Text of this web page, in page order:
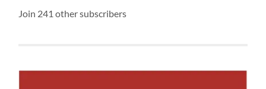
Join 241 other subscribers